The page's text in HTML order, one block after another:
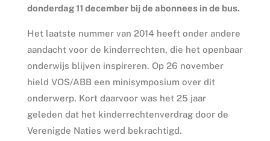
donderdag 11 december bij de abonnees in de bus.
Het laatste nummer van 2014 heeft onder andere
aandacht voor de kinderrechten, die het openbaar
onderwijs blijven inspireren. Op 26 november
hield VOS/ABB een minisymposium over dit
onderwerp. Kort daarvoor was het 25 jaar
geleden dat het kinderrechtenverdrag door de
Verenigde Naties werd bekrachtigd.